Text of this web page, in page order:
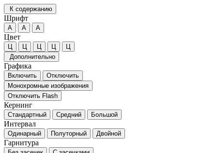
К содержанию
Шрифт
А А А
Цвет
Ц Ц Ц Ц
Ц
Дополнительно
Графика
Включить
Отключить
Монохромные изображения
Отключить Flash
Кернинг
Стандартный Средний Большой
Интервал
Одинарный Полуторный Двойной
Гарнитура